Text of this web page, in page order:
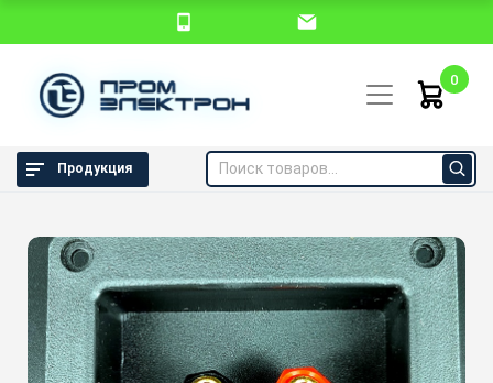
0
Продукция